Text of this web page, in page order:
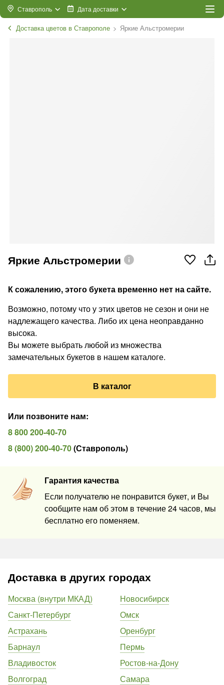
Ставрополь Дата доставки
Доставка цветов в Ставрополе Яркие Альстромерии
Яркие Альстромерии
К сожалению, этого букета временно нет на сайте.
Возможно, потому что у этих цветов не сезон и они не
надлежащего качества. Либо их цена неоправданно
высока.
Вы можете выбрать любой из множества
замечательных букетов в нашем каталоге.
В каталог
Или позвоните нам:
8 800 200-40-70
8 (800) 200-40-70(Ставрополь)
Гарантия качества
Если получателю не понравится букет, и Вы
сообщите нам об этом в течение 24 часов, мы
бесплатно его поменяем.
Доставка в других городах
Москва (внутри МКАД)
Санкт-Петербург
Астрахань
Барнаул
Владивосток
Волгоград
Новосибирск
Омск
Оренбург
Пермь
Ростов-на-Дону
Самара